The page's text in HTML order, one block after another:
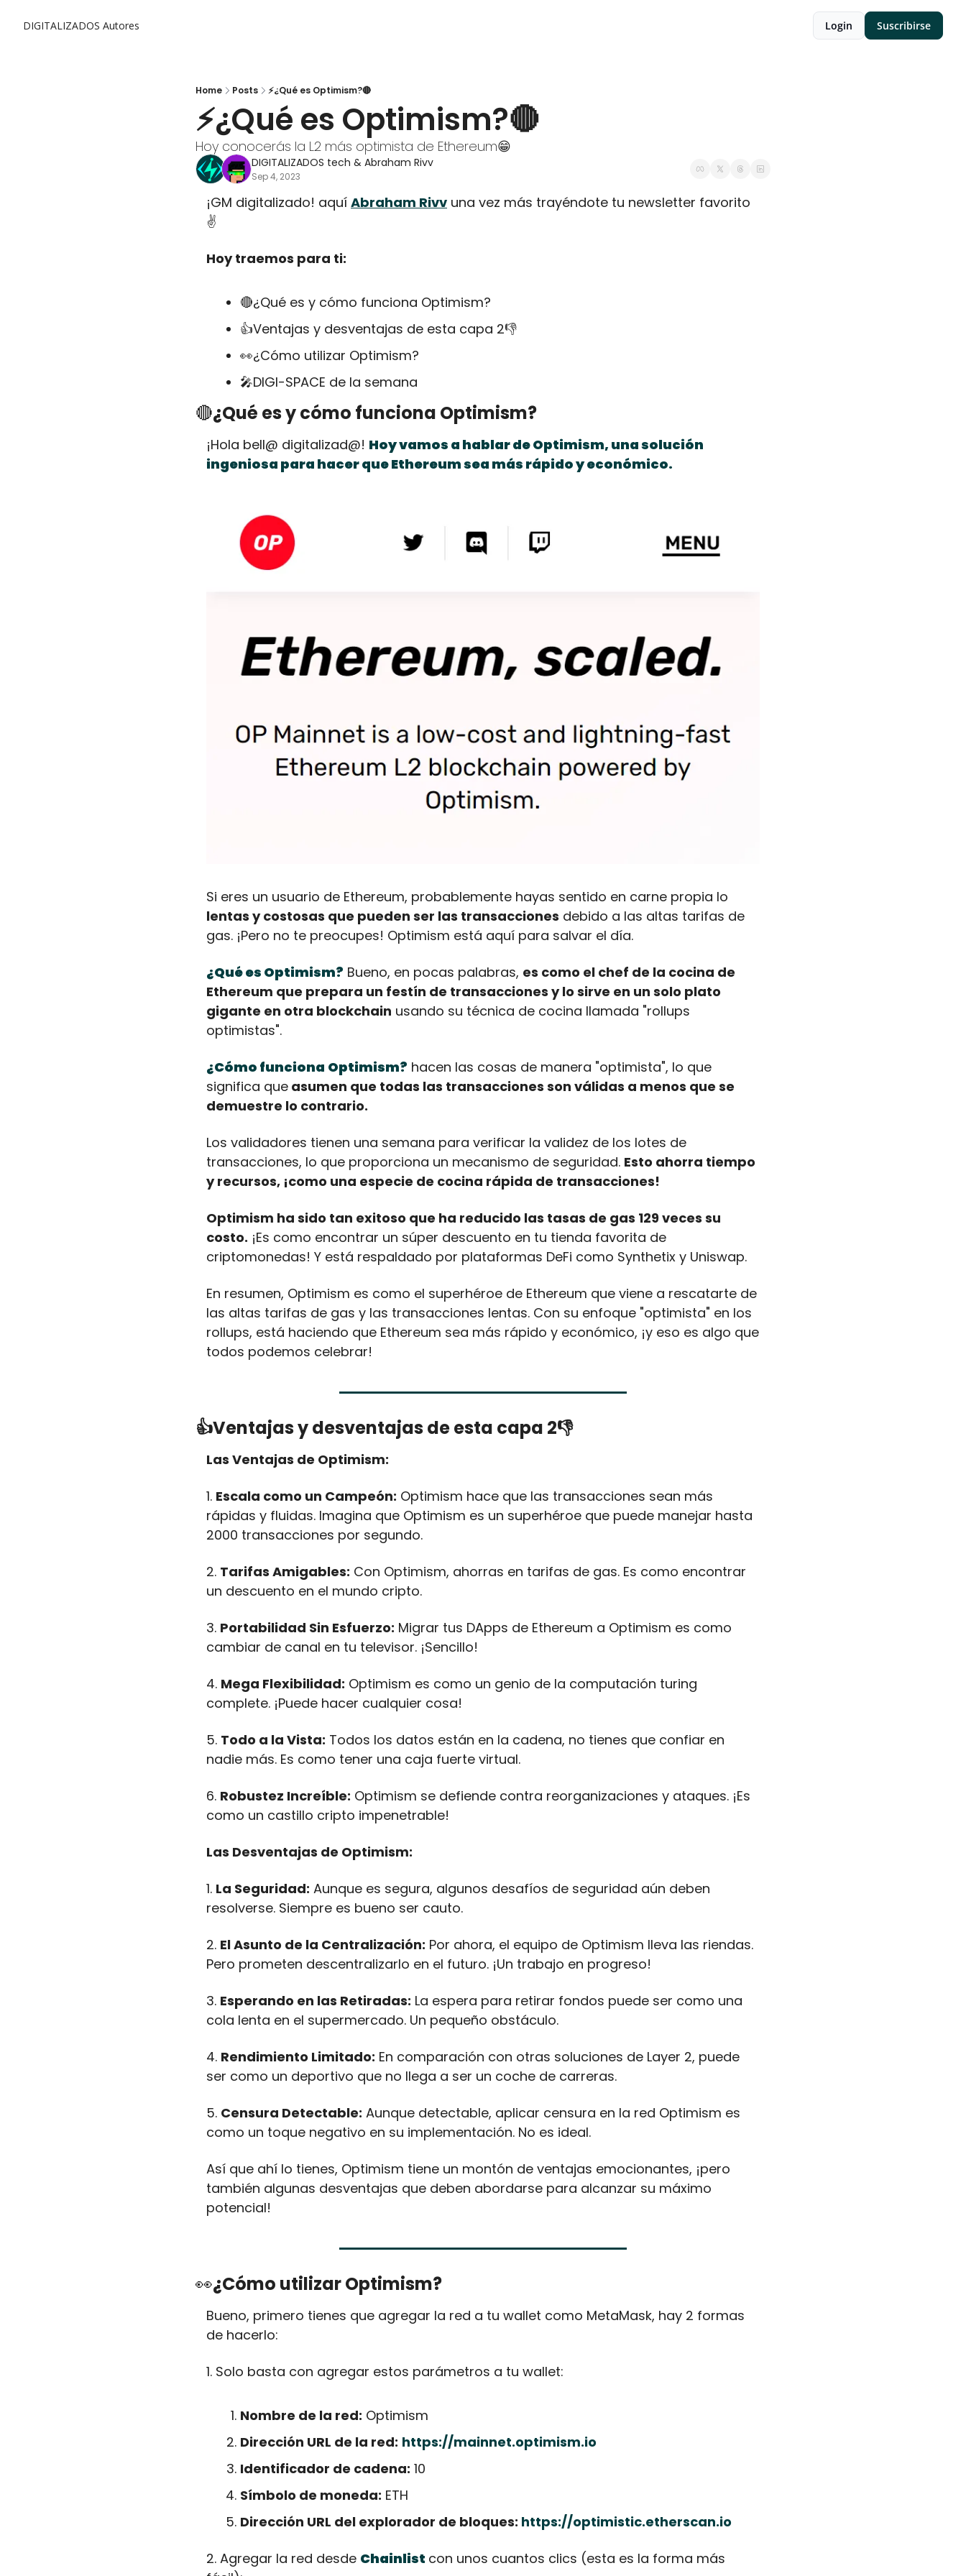
DIGITALIZADOS Autores Login Suscribirse
Home Posts ⚡¿Qué es Optimism?🔴
⚡¿Qué es Optimism?🔴
Hoy conocerás la L2 más optimista de Ethereum😁
DIGITALIZADOS tech & Abraham Rivv
Sep 4, 2023
¡GM digitalizado! aquí Abraham Rivv una vez más trayéndote tu newsletter favorito
✌️
Hoy traemos para ti:
🔴¿Qué es y cómo funciona Optimism?
👍Ventajas y desventajas de esta capa 2👎
👀¿Cómo utilizar Optimism?
🎤DIGI-SPACE de la semana
🔴¿Qué es y cómo funciona Optimism?
¡Hola bell@ digitalizad@! Hoy vamos a hablar de Optimism, una solución
ingeniosa para hacer que Ethereum sea más rápido y económico.
lentas y costosas que pueden ser las transacciones debido a las altas tarifas de
gas. ¡Pero no te preocupes! Optimism está aquí para salvar el día.
¿Qué es Optimism? Bueno, en pocas palabras, es como el chef de la cocina de
Ethereum que prepara un festín de transacciones y lo sirve en un solo plato
gigante en otra blockchain usando su técnica de cocina llamada "rollups
optimistas".
¿Cómo funciona Optimism? hacen las cosas de manera "optimista", lo que
significa que asumen que todas las transacciones son válidas a menos que se
demuestre lo contrario.
Los validadores tienen una semana para verificar la validez de los lotes de
transacciones, lo que proporciona un mecanismo de seguridad. Esto ahorra tiempo
y recursos, ¡como una especie de cocina rápida de transacciones!
Optimism ha sido tan exitoso que ha reducido las tasas de gas 129 veces su
costo. ¡Es como encontrar un súper descuento en tu tienda favorita de
criptomonedas! Y está respaldado por plataformas DeFi como Synthetix y Uniswap.
En resumen, Optimism es como el superhéroe de Ethereum que viene a rescatarte de
las altas tarifas de gas y las transacciones lentas. Con su enfoque "optimista" en los
rollups, está haciendo que Ethereum sea más rápido y económico, ¡y eso es algo que
todos podemos celebrar!
👍Ventajas y desventajas de esta capa 2👎
Las Ventajas de Optimism:
1. Escala como un Campeón: Optimism hace que las transacciones sean más
rápidas y fluidas. Imagina que Optimism es un superhéroe que puede manejar hasta
2000 transacciones por segundo.
2. Tarifas Amigables: Con Optimism, ahorras en tarifas de gas. Es como encontrar
un descuento en el mundo cripto.
3. Portabilidad Sin Esfuerzo: Migrar tus DApps de Ethereum a Optimism es como
cambiar de canal en tu televisor. ¡Sencillo!
4. Mega Flexibilidad: Optimism es como un genio de la computación turing
complete. ¡Puede hacer cualquier cosa!
5. Todo a la Vista: Todos los datos están en la cadena, no tienes que confiar en
nadie más. Es como tener una caja fuerte virtual.
6. Robustez Increíble: Optimism se defiende contra reorganizaciones y ataques. ¡Es
como un castillo cripto impenetrable!
Las Desventajas de Optimism:
1. La Seguridad: Aunque es segura, algunos desafíos de seguridad aún deben
resolverse. Siempre es bueno ser cauto.
2. El Asunto de la Centralización: Por ahora, el equipo de Optimism lleva las riendas.
Pero prometen descentralizarlo en el futuro. ¡Un trabajo en progreso!
3. Esperando en las Retiradas: La espera para retirar fondos puede ser como una
cola lenta en el supermercado. Un pequeño obstáculo.
4. Rendimiento Limitado: En comparación con otras soluciones de Layer 2, puede
ser como un deportivo que no llega a ser un coche de carreras.
5. Censura Detectable: Aunque detectable, aplicar censura en la red Optimism es
como un toque negativo en su implementación. No es ideal.
Así que ahí lo tienes, Optimism tiene un montón de ventajas emocionantes, ¡pero
también algunas desventajas que deben abordarse para alcanzar su máximo
potencial!
👀¿Cómo utilizar Optimism?
Bueno, primero tienes que agregar la red a tu wallet como MetaMask, hay 2 formas
de hacerlo:
1. Solo basta con agregar estos parámetros a tu wallet:
Nombre de la red: Optimism
Dirección URL de la red: https://mainnet.optimism.io
Identificador de cadena: 10
Símbolo de moneda: ETH
Dirección URL del explorador de bloques: https://optimistic.etherscan.io
2. Agregar la red desde Chainlist con unos cuantos clics (esta es la forma más